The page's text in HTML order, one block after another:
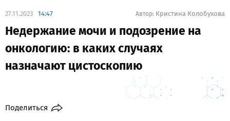
27.11.2023 14:47 Автор: Кристина Колобухова
Недержание мочи и подозрение на
онкологию: в каких случаях
назначают цистоскопию
Поделиться